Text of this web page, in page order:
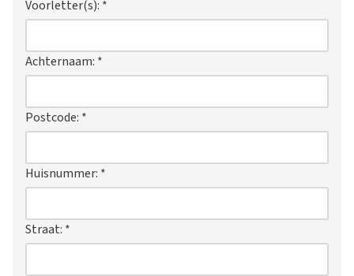
Voorletter(s): *
Achternaam: *
Postcode: *
Huisnummer: *
Straat: *